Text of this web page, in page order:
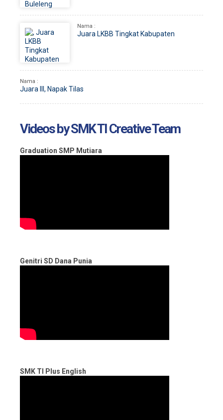
Nama :
Juara LKBB Tingkat Kabupaten
Nama :
Juara III, Napak Tilas
Videos by SMK TI Creative Team
Graduation SMP Mutiara
Genitri SD Dana Punia
SMK TI Plus English